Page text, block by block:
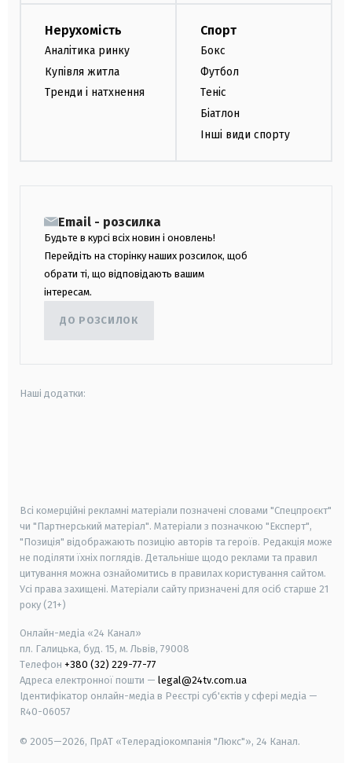
Нерухомість
Аналітика ринку
Купівля житла
Тренди і натхнення
Спорт
Бокс
Футбол
Теніс
Біатлон
Інші види спорту
Email - розсилка
Будьте в курсі всіх новин і оновлень!
Перейдіть на сторінку наших розсилок, щоб
обрати ті, що відповідають вашим
інтересам.
ДО РОЗСИЛОК
Наші додатки:
Всі комерційні рекламні матеріали позначені словами "Спецпроєкт"
чи "Партнерський матеріал". Матеріали з позначкою "Експерт",
"Позиція" відображають позицію авторів та героїв. Редакція може
не поділяти їхніх поглядів. Детальніше щодо реклами та правил
цитування можна ознайомитись в правилах користування сайтом.
Усі права захищені. Матеріали сайту призначені для осіб старше 21
року (21+)
Онлайн-медіа «24 Канал»
пл. Галицька, буд. 15, м. Львів, 79008
Телефон +380 (32) 229-77-77
Адреса електронної пошти — legal@24tv.com.ua
Ідентифікатор онлайн-медіа в Реєстрі суб'єктів у сфері медіа —
R40-06057
© 2005—2026, ПрАТ «Телерадіокомпанія "Люкс"», 24 Канал.